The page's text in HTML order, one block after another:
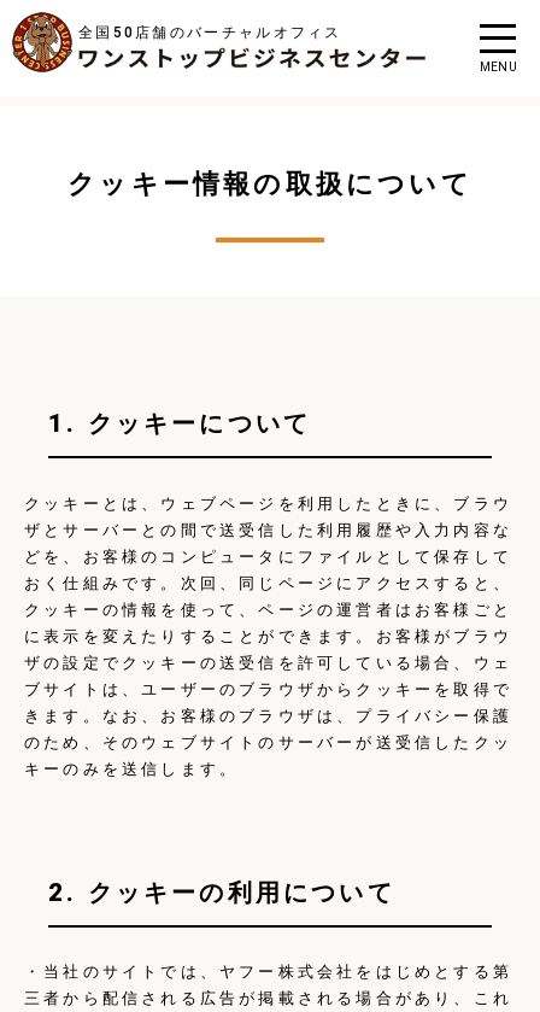
全国50店舗のバーチャルオフィス
MENU
クッキー情報の取扱について
1. クッキーについて
クッキーとは、ウェブページを利用したときに、ブラウ
ザとサーバーとの間で送受信した利用履歴や入力内容な
どを、お客様のコンピュータにファイルとして保存して
おく仕組みです。次回、同じページにアクセスすると、
クッキーの情報を使って、ページの運営者はお客様ごと
に表示を変えたりすることができます。お客様がブラウ
ザの設定でクッキーの送受信を許可している場合、ウェ
ブサイトは、ユーザーのブラウザからクッキーを取得で
きます。なお、お客様のブラウザは、プライバシー保護
のため、そのウェブサイトのサーバーが送受信したクッ
キーのみを送信します。
2. クッキーの利用について
・当社のサイトでは、ヤフー株式会社をはじめとする第
三者から配信される広告が掲載される場合があり、これ